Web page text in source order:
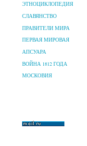
ЭТНОЦИКЛОПЕДИЯ
СЛАВЯНСТВО
ПРАВИТЕЛИ МИРА
ПЕРВАЯ МИРОВАЯ
АПСУАРА
ВОЙНА 1812 ГОДА
МОСКОВИЯ